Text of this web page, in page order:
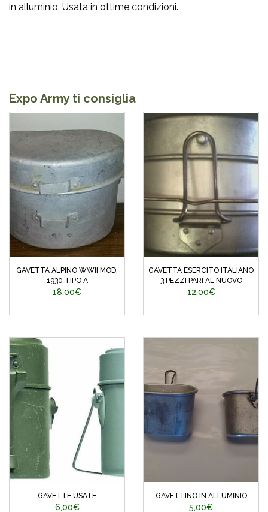
in alluminio. Usata in ottime condizioni.
Expo Army ti consiglia
GAVETTA ALPINO WWII MOD.
1930 TIPO A
18,00€
GAVETTA ESERCITO ITALIANO
3 PEZZI PARI AL NUOVO
12,00€
GAVETTE USATE
6,00€
GAVETTINO IN ALLUMINIO
5,00€